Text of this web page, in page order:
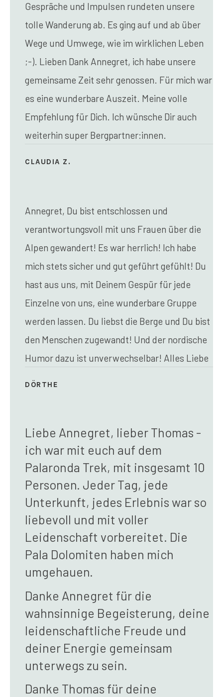
Gespräche und Impulsen rundeten unsere
tolle Wanderung ab. Es ging auf und ab über
Wege und Umwege, wie im wirklichen Leben
;-). Lieben Dank Annegret, ich habe unsere
gemeinsame Zeit sehr genossen. Für mich war
es eine wunderbare Auszeit. Meine volle
Empfehlung für Dich. Ich wünsche Dir auch
weiterhin super Bergpartner:innen.
CLAUDIA Z.
Annegret, Du bist entschlossen und
verantwortungsvoll mit uns Frauen über die
Alpen gewandert! Es war herrlich! Ich habe
mich stets sicher und gut geführt gefühlt! Du
hast aus uns, mit Deinem Gespür für jede
Einzelne von uns, eine wunderbare Gruppe
werden lassen. Du liebst die Berge und Du bist
den Menschen zugewandt! Und der nordische
Humor dazu ist unverwechselbar! Alles Liebe
DÖRTHE
Liebe Annegret, lieber Thomas -
ich war mit euch auf dem
Palaronda Trek, mit insgesamt 10
Personen. Jeder Tag, jede
Unterkunft, jedes Erlebnis war so
liebevoll und mit voller
Leidenschaft vorbereitet. Die
Pala Dolomiten haben mich
umgehauen.
Danke Annegret für die
wahnsinnige Begeisterung, deine
leidenschaftliche Freude und
deiner Energie gemeinsam
unterwegs zu sein.
Danke Thomas für deine